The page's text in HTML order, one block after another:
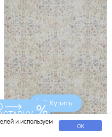
Купить
2 500руб.
и используем
ОК